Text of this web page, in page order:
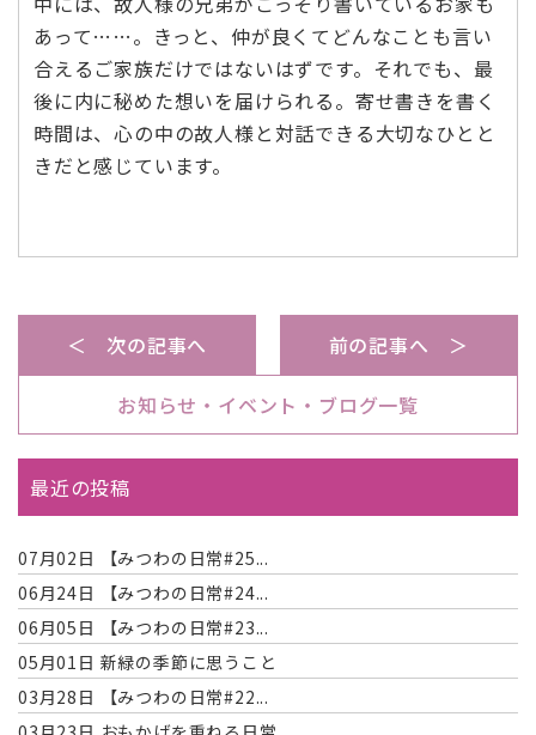
あって……。きっと、仲が良くてどんなことも言い
合えるご家族だけではないはずです。それでも、最
後に内に秘めた想いを届けられる。寄せ書きを書く
時間は、心の中の故人様と対話できる大切なひとと
きだと感じています。
＜ 次の記事へ
お知らせ・イベント・ブログ一覧
前の記事へ ＞
最近の投稿
07月02日
【みつわの日常#25...
06月24日
【みつわの日常#24...
06月05日
【みつわの日常#23...
05月01日 新緑の季節に思うこと
03月28日
【みつわの日常#22...